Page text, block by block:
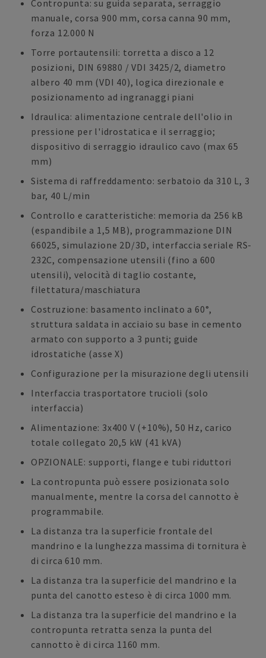
Contropunta: su guida separata, serraggio
manuale, corsa 900 mm, corsa canna 90 mm,
forza 12.000 N
Torre portautensili: torretta a disco a 12
posizioni, DIN 69880 / VDI 3425/2, diametro
albero 40 mm (VDI 40), logica direzionale e
posizionamento ad ingranaggi piani
Idraulica: alimentazione centrale dell'olio in
pressione per l'idrostatica e il serraggio;
dispositivo di serraggio idraulico cavo (max 65
mm)
Sistema di raffreddamento: serbatoio da 310 L, 3
bar, 40 L/min
Controllo e caratteristiche: memoria da 256 kB
(espandibile a 1,5 MB), programmazione DIN
66025, simulazione 2D/3D, interfaccia seriale RS-
232C, compensazione utensili (fino a 600
utensili), velocità di taglio costante,
filettatura/maschiatura
Costruzione: basamento inclinato a 60°,
struttura saldata in acciaio su base in cemento
armato con supporto a 3 punti; guide
idrostatiche (asse X)
Configurazione per la misurazione degli utensili
Interfaccia trasportatore trucioli (solo
interfaccia)
Alimentazione: 3x400 V (+10%), 50 Hz, carico
totale collegato 20,5 kW (41 kVA)
OPZIONALE: supporti, flange e tubi riduttori
La contropunta può essere posizionata solo
manualmente, mentre la corsa del cannotto è
programmabile.
La distanza tra la superficie frontale del
mandrino e la lunghezza massima di tornitura è
di circa 610 mm.
La distanza tra la superficie del mandrino e la
punta del canotto esteso è di circa 1000 mm.
La distanza tra la superficie del mandrino e la
contropunta retratta senza la punta del
cannotto è di circa 1160 mm.